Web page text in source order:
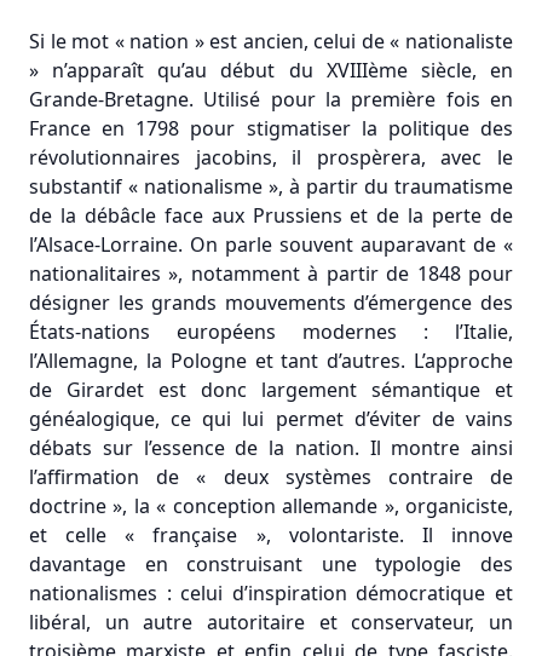
Si le mot « nation » est ancien, celui de « nationaliste
» n’apparaît qu’au début du XVIIIème siècle, en
Grande-Bretagne. Utilisé pour la première fois en
France en 1798 pour stigmatiser la politique des
révolutionnaires jacobins, il prospèrera, avec le
substantif « nationalisme », à partir du traumatisme
de la débâcle face aux Prussiens et de la perte de
l’Alsace-Lorraine. On parle souvent auparavant de «
nationalitaires », notamment à partir de 1848 pour
désigner les grands mouvements d’émergence des
États-nations européens modernes : l’Italie,
l’Allemagne, la Pologne et tant d’autres. L’approche
de Girardet est donc largement sémantique et
généalogique, ce qui lui permet d’éviter de vains
débats sur l’essence de la nation. Il montre ainsi
l’affirmation de « deux systèmes contraire de
doctrine », la « conception allemande », organiciste,
et celle « française », volontariste. Il innove
davantage en construisant une typologie des
nationalismes : celui d’inspiration démocratique et
libéral, un autre autoritaire et conservateur, un